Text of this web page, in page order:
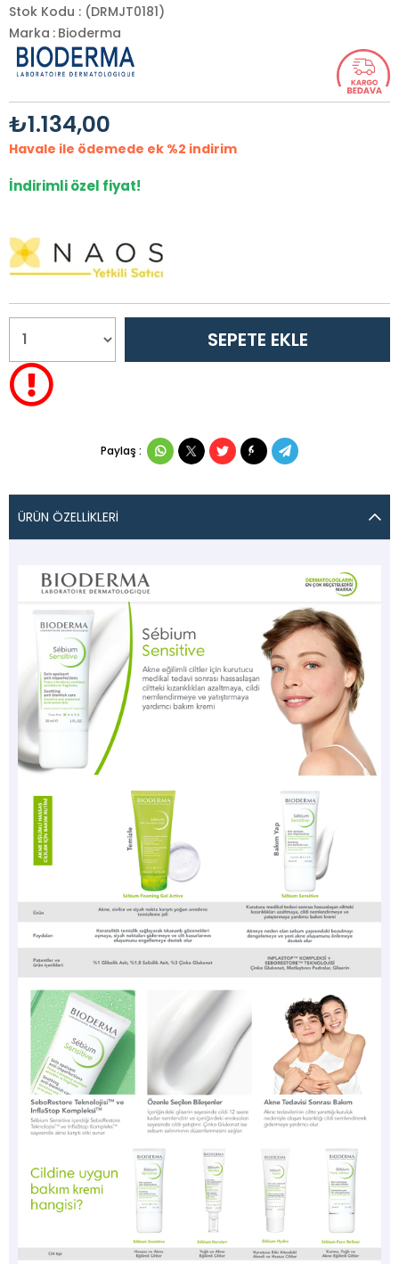
Stok Kodu
(DRMJT0181)
Marka : Bioderma
₺1.134,00
Havale ile ödemede ek %2 indirim
İndirimli özel fiyat!
Paylaş :
ÜRÜN ÖZELLIKLERI